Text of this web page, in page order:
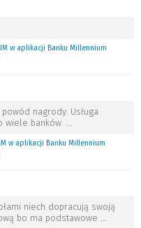
w aplikacji Banku Millennium
nagrody. Usługa
wiele banków. …
w aplikacji Banku Millennium
niech dopracują swoją
bo ma podstawowe …